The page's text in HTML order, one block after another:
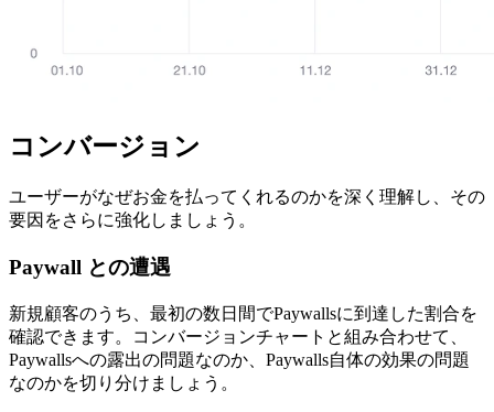
コンバージョン
ユーザーがなぜお金を払ってくれるのかを深く理解し、その
要因をさらに強化しましょう。
Paywall との遭遇
新規顧客のうち、最初の数日間でPaywallsに到達した割合を
確認できます。コンバージョンチャートと組み合わせて、
Paywallsへの露出の問題なのか、Paywalls自体の効果の問題
なのかを切り分けましょう。